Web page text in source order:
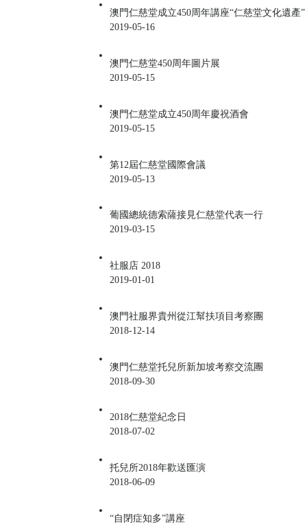
澳門仁慈堂成立450周年講座“仁慈堂文化遺產”
2019-05-16
澳門仁慈堂450周年圖片展
2019-05-15
澳門仁慈堂成立450周年慶祝酒會
2019-05-15
第12屆仁慈堂國際會議
2019-05-13
葡國總統德索薩接見仁慈堂代表一行
2019-03-15
社服店 2018
2019-01-01
澳門社服界貴州從江幫扶項目考察團
2018-12-14
澳門仁慈堂托兒所新加坡考察交流團
2018-09-30
2018仁慈堂紀念日
2018-07-02
托兒所2018年歡送匯演
2018-06-09
“自閉症知多”講座